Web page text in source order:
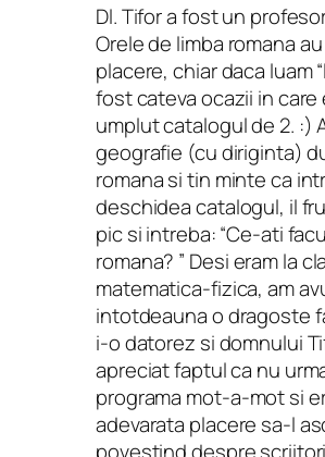
Dl. Tifor a fost un
Orele de limba romana
placere, chiar daca luam
fost cateva ocazii in care
umplut catalogul de 2. :)
geografie (cu diriginta)
romana si tin minte ca
deschidea catalogul, il
pic si intreba: “Ce-ati
romana? ” Desi eram la
matematica-fizica, am
intotdeauna o dragoste
i-o datorez si domnului
apreciat faptul ca nu
programa mot-a-mot si
adevarata placere sa-l
povestind despre